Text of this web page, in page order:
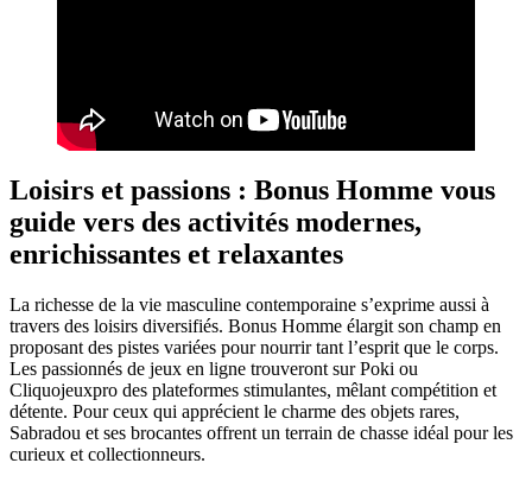
Loisirs et passions : Bonus Homme vous
guide vers des activités modernes,
enrichissantes et relaxantes
La richesse de la vie masculine contemporaine s’exprime aussi à
travers des loisirs diversifiés. Bonus Homme élargit son champ en
proposant des pistes variées pour nourrir tant l’esprit que le corps.
Les passionnés de jeux en ligne trouveront sur Poki ou
Cliquojeuxpro des plateformes stimulantes, mêlant compétition et
détente. Pour ceux qui apprécient le charme des objets rares,
Sabradou et ses brocantes offrent un terrain de chasse idéal pour les
curieux et collectionneurs.